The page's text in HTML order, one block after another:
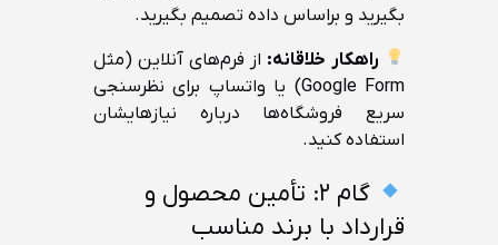
بگیرید و براساس داده تصمیم بگیرید.
راهکار خلاقانه: از فرم‌های آنلاین (مثل
Google Form) یا واتساپ برای نظرسنجی
سریع فروشگاه‌ها درباره نیازهایشان
استفاده کنید.
گام ۲: تأمین محصول و
قرارداد با برند مناسب